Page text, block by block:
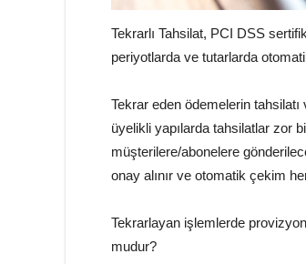
Tekrarlı Tahsilat, PCI DSS
periyotlarda ve tutarlarda
Tekrar eden ödemelerin
üyelikli yapılarda tahsilatlar zor
müşterilere/abonelere
onay alınır ve otomatik çekim
Tekrarlayan işlemlerde
mudur?